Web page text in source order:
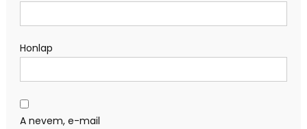
Honlap
A nevem, e-mail